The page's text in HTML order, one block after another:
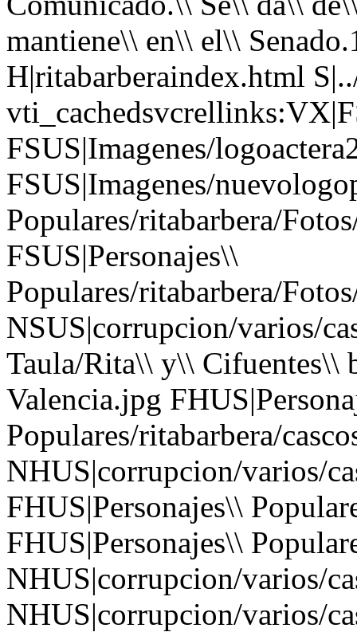
mantiene\\ en\\ el\\
H|ritabarberaindex.html
FSUS|Imagenes/
FSUS|Imagenes/
Populares/ritabarbera/
FSUS|Personajes\\
Populares/ritabarbera/
NSUS|corrupcion/varios/
Taula/Rita\\ y\\ Cifuentes\\
Valencia.jpg
Populares/ritabarbera/
NHUS|corrupcion/varios/
FHUS|Personajes\\
FHUS|Personajes\\
NHUS|corrupcion/varios/
NHUS|corrupcion/varios/